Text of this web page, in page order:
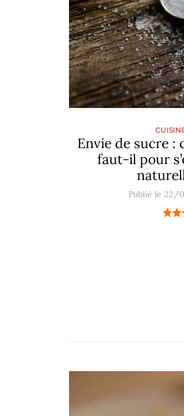
Envie de sucre :
faut-il pour
Publié le 22/